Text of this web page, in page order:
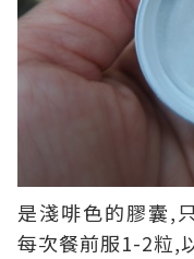
是淺啡色的膠囊,
每次餐前服1-2粒,